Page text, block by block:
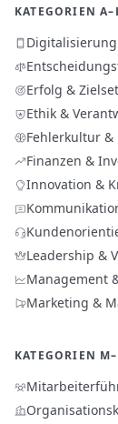
KATEGORIEN
Erfolg &
Ethik &
Fehlerkultur &
Finanzen &
Innovation &
Leadership &
Management
Marketing &
KATEGORIEN